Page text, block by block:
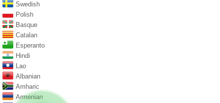
Swedish
Polish
Basque
Catalan
Esperanto
Hindi
Lao
Albanian
Amharic
Armenian